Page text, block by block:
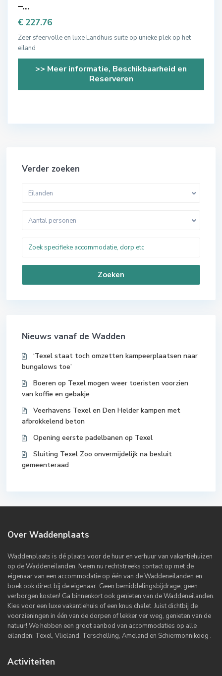
–...
€ 227.76
Zeer sfeervolle en luxe Landhuis suite op unieke plek op het
eiland
>> Meer informatie, Beschikbaarheid en
Reserveren
Verder zoeken
Eilanden
Aantal personen
Zoeken
Nieuws vanaf de Wadden
‘Texel staat toch omzetten kampeerplaatsen naar
bungalows toe’
Boeren op Texel mogen weer toeristen voorzien
van koffie en gebakje
Veerhavens Texel en Den Helder kampen met
afbrokkelend beton
Opening eerste padelbanen op Texel
Sluiting Texel Zoo onvermijdelijk na besluit
gemeenteraad
Over Waddenplaats
Waddenplaats is dé plaats voor de huur en verhuur van vakantiehuizen
op de Waddeneilanden. Neem nu rechtstreeks contact op met de
eigenaar van een accommodatie op één van de Waddeneilanden en
boek ook direct bij de eigenaar. Geen bemiddelingsbijdrage, geen
verborgen kosten! Ga binnenkort ook genieten van de Waddeneilanden.
Kies voor een luxe vakantiehuis of een knus chalet. Juist dichtbij de
voorzieningen in één van de dorpen of lekker ver weg, genieten van de
natuur! We hebben een groot aanbod van accommodaties op alle
eilanden: Texel, Vlieland, Terschelling, Ameland en Schiermonnikoog .
Activiteiten